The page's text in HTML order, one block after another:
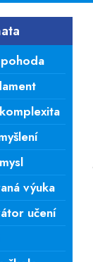
pohoda
výuka
učení